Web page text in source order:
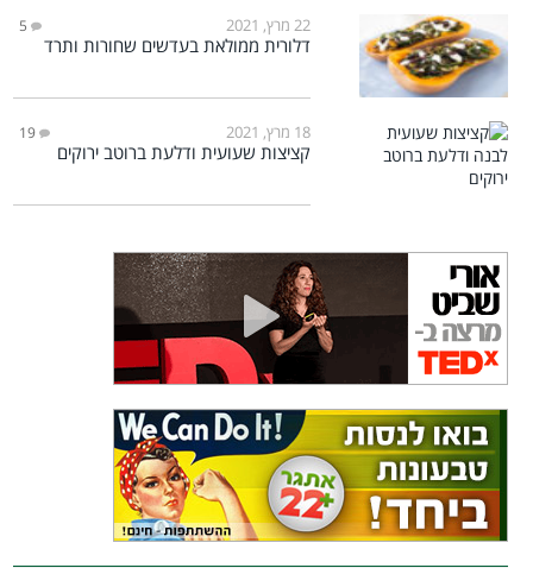
22 מרץ, 2021 5
דלורית ממולאת בעדשים שחורות ותרד
18 מרץ, 2021 19
קציצות שעועית ודלעת ברוטב ירוקים